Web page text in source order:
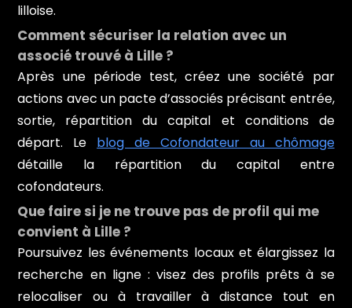
lilloise.
Comment sécuriser la relation avec un
associé trouvé à Lille ?
Après une période test, créez une société par
actions avec un pacte d’associés précisant entrée,
sortie, répartition du capital et conditions de
départ. Le blog de Cofondateur au chômage
détaille la répartition du capital entre
cofondateurs.
Que faire si je ne trouve pas de profil qui me
convient à Lille ?
Poursuivez les événements locaux et élargissez la
recherche en ligne : visez des profils prêts à se
relocaliser ou à travailler à distance tout en